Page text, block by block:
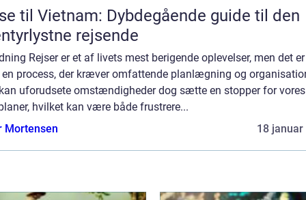
til Vietnam: Dybdegående guide til den
rejsende
Rejser er et af livets mest berigende oplevelser, men det er
process, der kræver omfattende planlægning og
uforudsete omstændigheder dog sætte en stopper for vores
hvilket kan være både frustrere...
Mortensen
18 januar